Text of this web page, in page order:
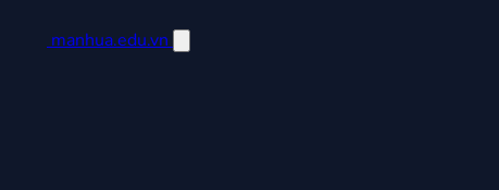
manhua.edu.vn